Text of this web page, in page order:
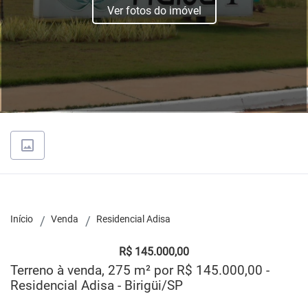
Ver fotos do imóvel
Início Venda Residencial Adisa
R$ 145.000,00
Terreno à venda, 275 m² por R$ 145.000,00 -
Residencial Adisa - Birigüi/SP